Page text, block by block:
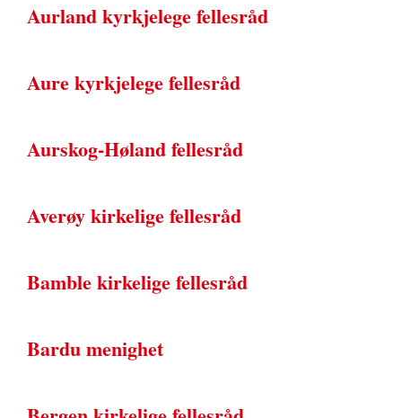
Aurland kyrkjelege fellesråd
Aure kyrkjelege fellesråd
Aurskog-Høland fellesråd
Averøy kirkelige fellesråd
Bamble kirkelige fellesråd
Bardu menighet